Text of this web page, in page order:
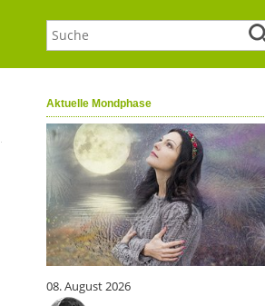
Aktuelle Mondphase
08. August 2026